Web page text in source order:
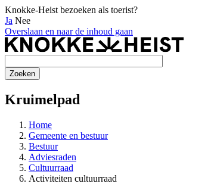
Knokke-Heist bezoeken als toerist?
Ja Nee
Overslaan en naar de inhoud gaan
Kruimelpad
Home
Gemeente en bestuur
Bestuur
Adviesraden
Cultuurraad
Activiteiten cultuurraad